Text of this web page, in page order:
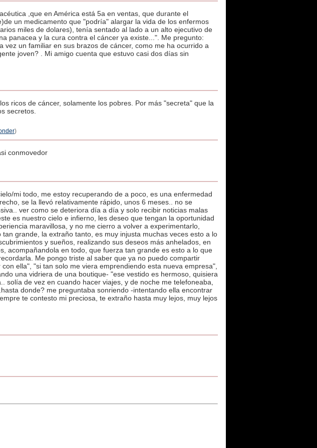
,que en América está 5a en ventas, que durante el
un medicamento que "podría" alargar la vida de los enfermos
miles de dolares), tenía sentado al lado a un alto ejecutivo de
panacea y la cura contra el cáncer ya existe...". Me pregunto:
un familiar en sus brazos de cáncer, como me ha ocurrido a
joven? . Mi amigo cuenta que estuvo casi dos días sin
ricos de cáncer, solamente los pobres. Por más "secreta" que la
secretos.
)
conmovedor
mi todo, me estoy recuperando de a poco, es una enfermedad
se la llevó relativamente rápido, unos 6 meses.. no se
ver como se deteriora día a día y solo recibir noticias malas
es nuestro cielo e infierno, les deseo que tengan la oportunidad
maravillosa, y no me cierro a volver a experimentarlo,
grande, la extraño tanto, es muy injusta muchas veces esto a lo
y sueños, realizando sus deseos más anhelados, en
acompañandola en todo, que fuerza tan grande es esto a lo que
Me pongo triste al saber que ya no puedo compartir
ella", "si tan solo me viera emprendiendo esta nueva empresa",
una vidriera de una boutique- "ese vestido es hermoso, quisiera
de vez en cuando hacer viajes, y de noche me telefoneaba,
donde? me preguntaba sonriendo -intentando ella encontrar
te contesto mi preciosa, te extraño hasta muy lejos, muy lejos